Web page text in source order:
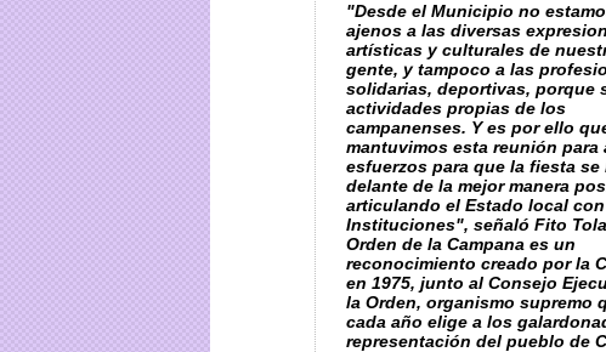
"Desde el Municipio no
ajenos a las diversas
artísticas y culturales de
gente, y tampoco a las
solidarias, deportivas, porque
actividades propias de los
campanenses. Y es por ello
mantuvimos esta reunión para
esfuerzos para que la fiesta se
delante de la mejor manera
articulando el Estado local
Instituciones", señaló Fito
Orden de la Campana es un
reconocimiento creado por la
en 1975, junto al Consejo
la Orden, organismo supremo
cada año elige a los
representación del pueblo de